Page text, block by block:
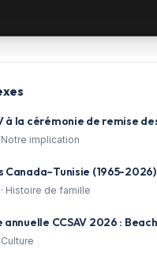
à la cérémonie de remise
Notre implication
Canada–Tunisie (1965-
Histoire de famille
annuelle CCSAV 2026 :
Culture